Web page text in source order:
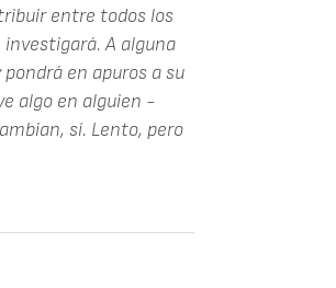
entre todos los
A alguna
en apuros a su
algo en alguien -
sí. Lento, pero